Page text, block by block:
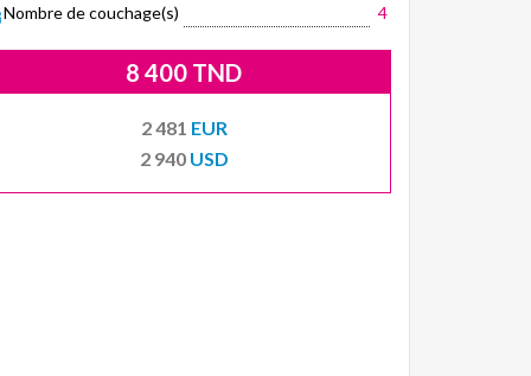
Nombre de couchage(s) 4
8 400 TND
2 481 EUR
2 940USD